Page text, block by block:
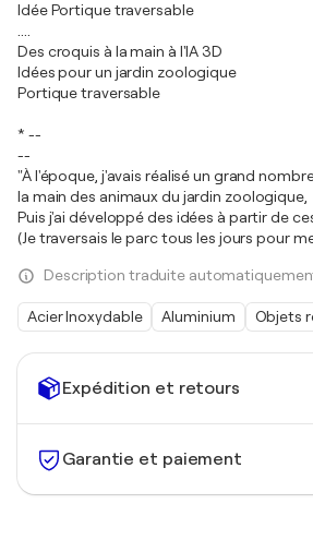
Expédition et retours
Garantie et paiement
Idée Portique traversable
Des croquis à la main à l'IA 3D
Idées pour un jardin zoologique
Portique traversable
* --
--
"À l'époque, j'avais réalisé un grand
la main des animaux du jardin zoologique,
Puis j'ai développé des idées à partir de
(Je traversais le parc tous les jours pour
Description traduite
Acier Inoxydable Aluminium Objets